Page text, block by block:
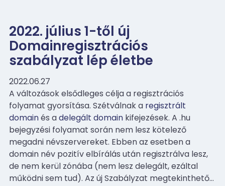
2022. július 1-től új
Domainregisztrációs
szabályzat lép életbe
2022.06.27
A változások elsődleges célja a regisztrációs
folyamat gyorsítása. Szétválnak a regisztrált
domainés adelegált domain kifejezések. A .hu
bejegyzési folyamat során nem lesz kötelező
megadni névszervereket. Ebben az esetben a
domain név pozitív elbírálás után regisztrálva lesz,
de nem kerül zónába (nem lesz delegált, ezáltal
működni sem tud). Az új Szabályzat megtekinthető…